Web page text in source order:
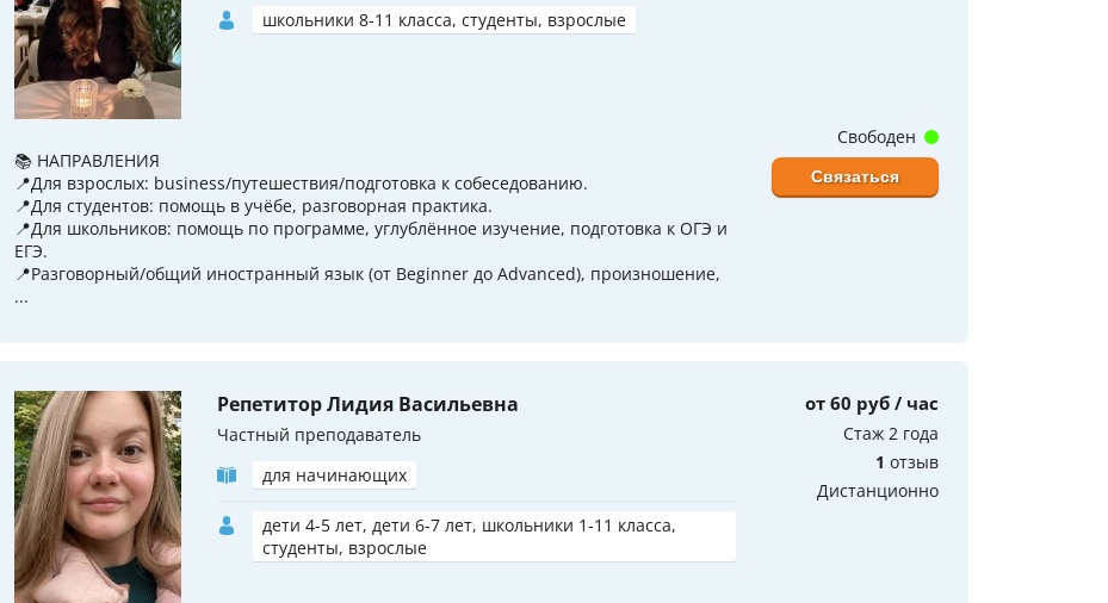
школьники 8-11 класса, студенты, взрослые
📚 НАПРАВЛЕНИЯ
📍Для взрослых: business/путешествия/подготовка к собеседованию.
📍Для студентов: помощь в учёбе, разговорная практика.
📍Для школьников: помощь по программе, углублённое изучение, подготовка к ОГЭ и
ЕГЭ.
📍Разговорный/общий иностранный язык (от Beginner до Advanced), произношение,
...
Свободен
Связаться
Репетитор Лидия Васильевна
Частный преподаватель
для начинающих
дети 4-5 лет, дети 6-7 лет, школьники 1-11 класса,
студенты, взрослые
от 60 руб / час
Стаж 2 года
1 отзыв
Дистанционно